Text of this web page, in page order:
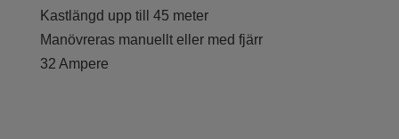
Kastlängd upp till 45 meter
Manövreras manuellt eller med fjärr
32 Ampere